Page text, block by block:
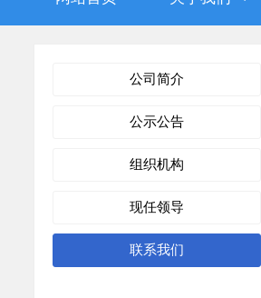
公司简介
公示公告
组织机构
现任领导
联系我们